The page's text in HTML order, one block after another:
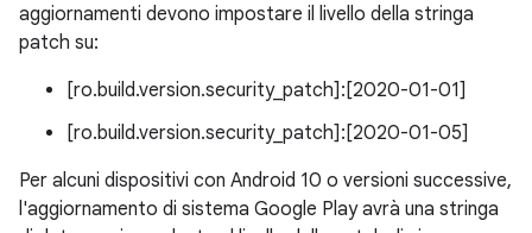
aggiornamenti devono impostare il livello della stringa
patch su:
[ro.build.version.security_patch]:[2020-01-01]
[ro.build.version.security_patch]:[2020-01-05]
Per alcuni dispositivi con Android 10 o versioni successive,
l'aggiornamento di sistema Google Play avrà una stringa